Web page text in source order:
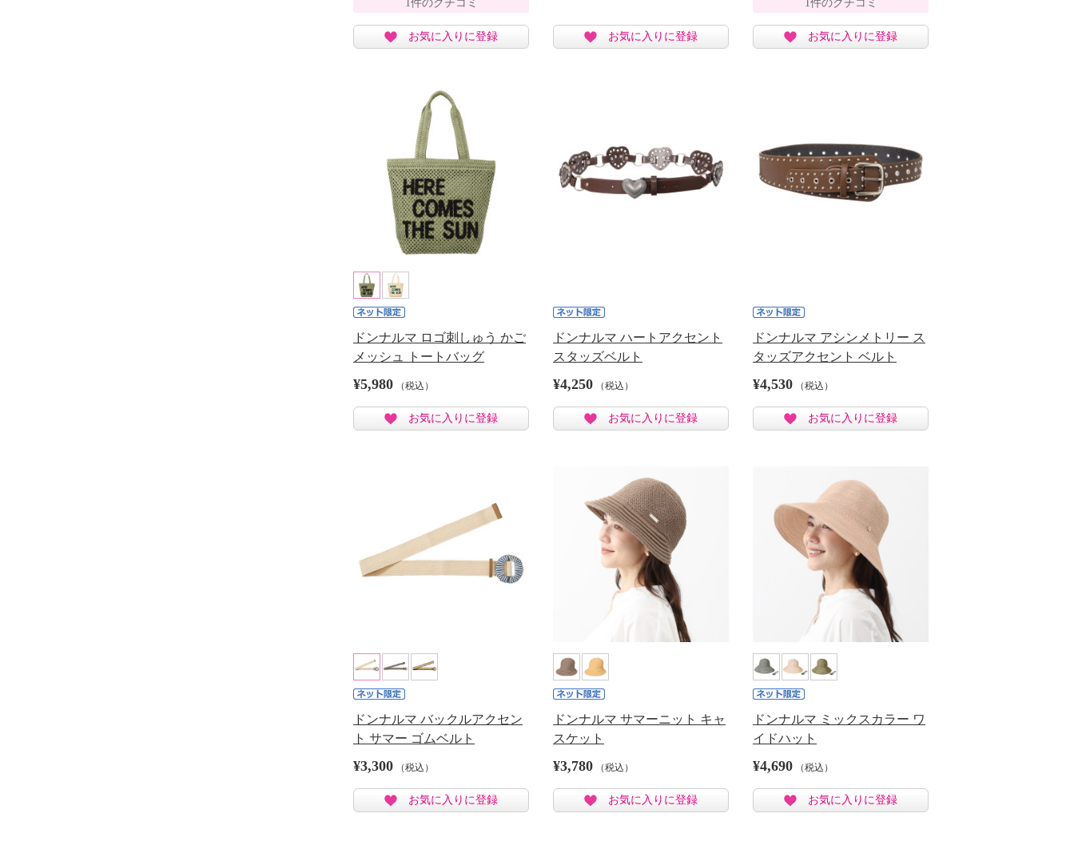
1件のクチコミ
お気に入りに登録 お気に入りに登録
1件のクチコミ
お気に入りに登録
ドンナルマ ロゴ刺しゅう かご
メッシュ トートバッグ
¥5,980 （税込）
お気に入りに登録
ドンナルマ ハートアクセント
スタッズベルト
¥4,250 （税込）
お気に入りに登録
ドンナルマ アシンメトリー ス
タッズアクセント ベルト
¥4,530 （税込）
お気に入りに登録
ドンナルマ バックルアクセン
ト サマー ゴムベルト
¥3,300 （税込）
お気に入りに登録
ドンナルマ サマーニット キャ
スケット
¥3,780 （税込）
お気に入りに登録
ドンナルマ ミックスカラー ワ
イドハット
¥4,690 （税込）
お気に入りに登録